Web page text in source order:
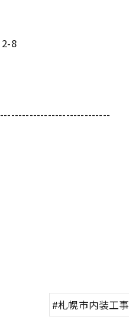
8
#札幌市内装工事